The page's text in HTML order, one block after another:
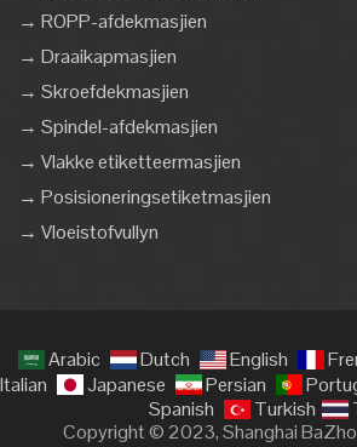
→ ROPP-afdekmasjien
→ Draaikapmasjien
→ Skroefdekmasjien
→ Spindel-afdekmasjien
→ Vlakke etiketteermasjien
→ Posisioneringsetiketmasjien
→ Vloeistofvullyn
Arabic Dutch English
Italian
Japanese Persian
Spanish
Turkish
Copyright © 2023, Shanghai